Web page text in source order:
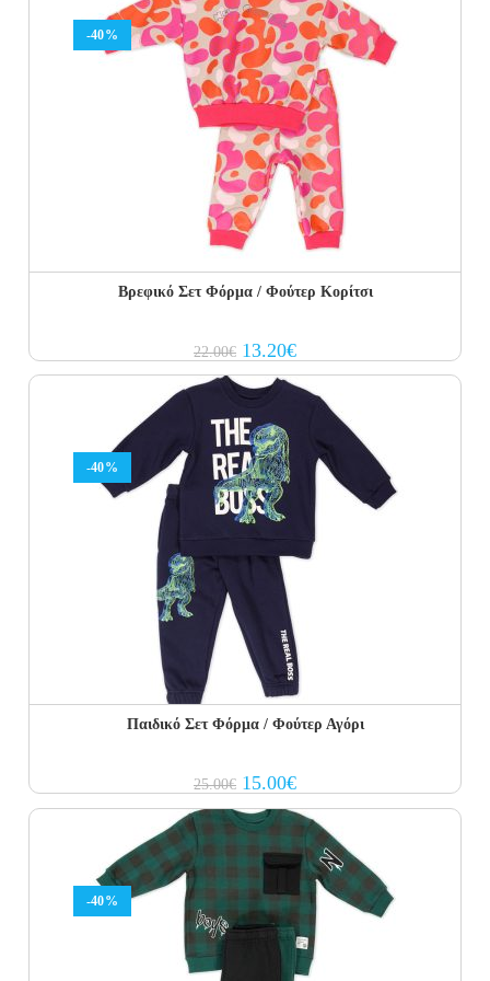
-40%
Βρεφικό Σετ Φόρμα / Φούτερ Κορίτσι
22.00€ Original
price
was:
22.00€.
13.20€Current
price
is:
13.20€.
-40%
Παιδικό Σετ Φόρμα / Φούτερ Αγόρι
25.00€ Original
price
was:
25.00€.
15.00€Current
price
is:
15.00€.
-40%